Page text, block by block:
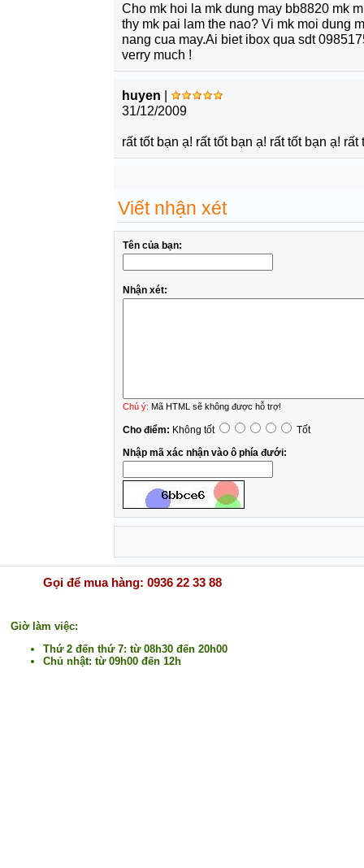
Cho mk hoi la mk dung may bb8820 mk
thy mk pai lam the nao? Vi mk moi dung
nang cua may.Ai biet ibox qua sdt
verry much !
huyen |
31/12/2009
rất tốt bạn ạ! rất tốt bạn ạ! rất tốt bạn ạ!
Viết nhận xét
Tên của bạn:
Nhận xét:
Chú ý: Mã HTML sẽ không được hỗ trợ!
Cho điểm: Không tốt
Tốt
Nhập mã xác nhận vào ô phía đưới:
Gọi để mua hàng: 0936 22 33 88
Giờ làm việc:
Thứ 2 đến thứ 7: từ 08h30 đến 20h00
Chủ nhật: từ 09h00 đến 12h